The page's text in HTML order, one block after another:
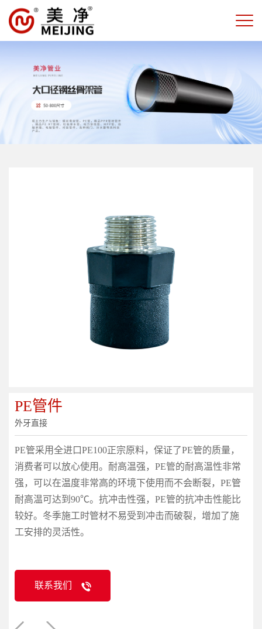
PE管件
外牙直接
PE管采用全进口PE100正宗原料，保证了PE管的质量，
消费者可以放心使用。耐高温强，PE管的耐高温性非常
强，可以在温度非常高的环境下使用而不会断裂，PE管
耐高温可达到90℃。抗冲击性强，PE管的抗冲击性能比
较好。冬季施工时管材不易受到冲击而破裂，增加了施
工安排的灵活性。
联系我们